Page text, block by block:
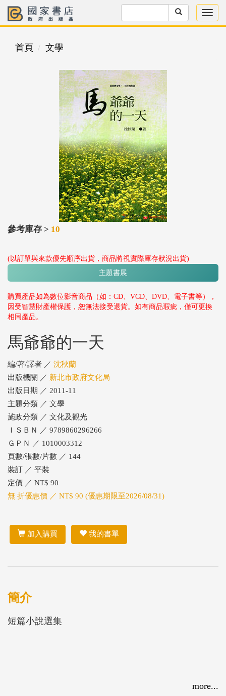
首頁 文學
參考庫存 > 10
(以訂單與來款優先順序出貨，商品將視實際庫存狀況出貨)
主題書展
購買產品如為數位影音商品（如：CD、VCD、DVD、電子書等），
因受智慧財產權保護，恕無法接受退貨。如有商品瑕疵，僅可更換
相同產品。
馬爺爺的一天
編/著/譯者 ／ 沈秋蘭
出版機關 ／ 新北市政府文化局
出版日期 ／ 2011-11
主題分類 ／ 文學
施政分類 ／ 文化及觀光
ＩＳＢＮ ／ 9789860296266
ＧＰＮ ／ 1010003312
頁數/張數/片數 ／ 144
裝訂 ／ 平裝
定價 ／ NT$ 90
無 折優惠價 ／ NT$ 90 (優惠期限至2026/08/31)
加入購買 我的書單
簡介
短篇小說選集
more...